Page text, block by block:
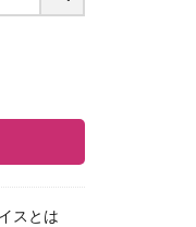
スとは